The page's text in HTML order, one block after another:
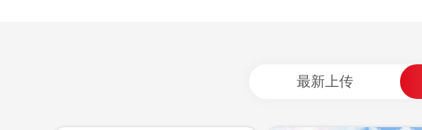
最新上传